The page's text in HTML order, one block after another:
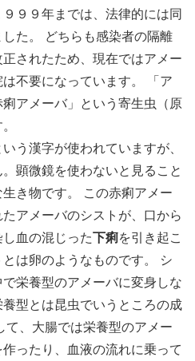
９９年までは、法律的には同
た。 どちらも感染者の隔離
されたため、現在ではアメー
不要になっています。 「ア
アメーバ」という寄生虫（原
う漢字が使われていますが、
顕微鏡を使わないと見ること
き物です。 この赤痢アメー
アメーバのシストが、口から
血の混じった下痢を引き起こ
は卵のようなものです。 シ
栄養型のアメーバに変身しな
型とは昆虫でいうところの成
て、大腸では栄養型のアメー
ったり、血液の流れに乗って